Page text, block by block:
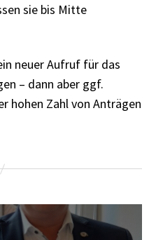
sie bis Mitte
neuer Aufruf für das
– dann aber ggf.
hohen Zahl von Anträgen